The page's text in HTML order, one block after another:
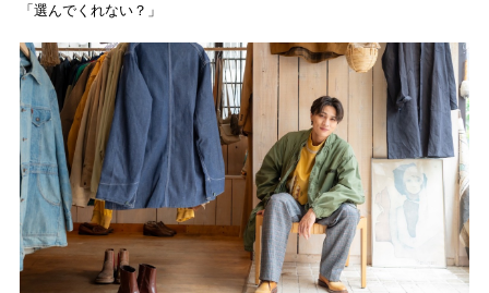
「選んでくれない？」